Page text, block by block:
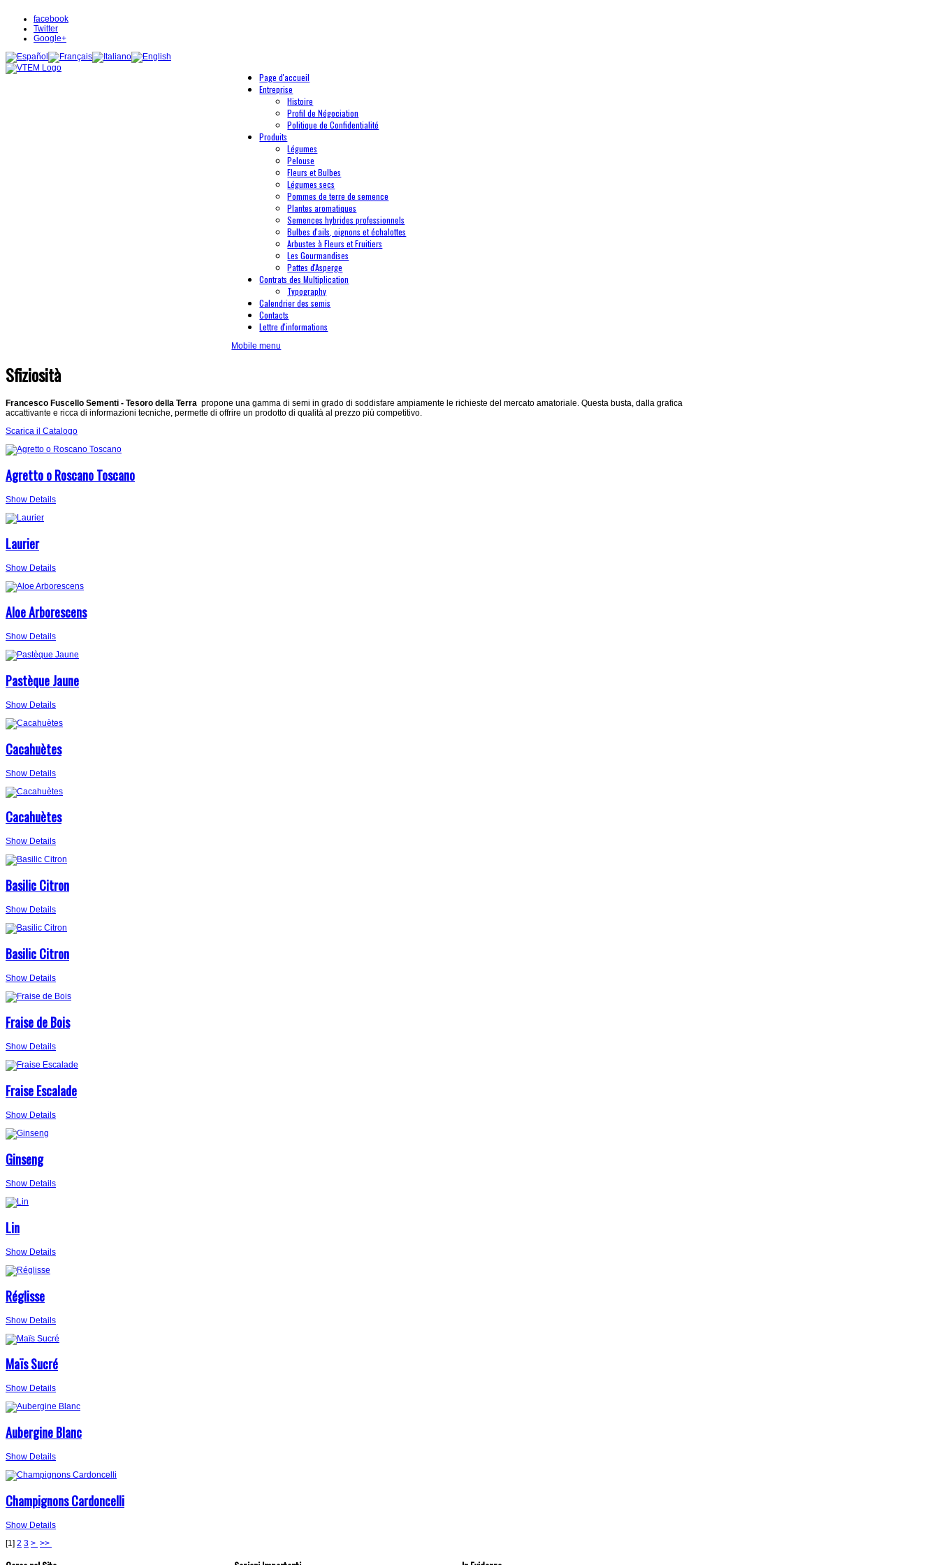
facebook
Twitter
Google+
Page d'accueil
Entreprise
Histoire
Profil de Négociation
Politique de Confidentialité
Produits
Légumes
Pelouse
Fleurs et Bulbes
Légumes secs
Pommes de terre de semence
Plantes aromatiques
Semences hybrides professionnels
Bulbes d'ails, oignons et échalottes
Arbustes à Fleurs et Fruitiers
Les Gourmandises
Pattes d'Asperge
Contrats des Multiplication
Typography
Calendrier des semis
Contacts
Lettre d'informations
Mobile menu
Sfiziosità
Francesco Fuscello Sementi - Tesoro della Terra propone una gamma di semi in grado di soddisfare ampiamente le richieste del mercato amatoriale. Questa busta, dalla grafica
accattivante e ricca di informazioni tecniche, permette di offrire un prodotto di qualità al prezzo più competitivo.
Scarica il Catalogo
Agretto o Roscano Toscano
Show Details
Laurier
Show Details
Aloe Arborescens
Show Details
Pastèque Jaune
Show Details
Cacahuètes
Show Details
Cacahuètes
Show Details
Basilic Citron
Show Details
Basilic Citron
Show Details
Fraise de Bois
Show Details
Fraise Escalade
Show Details
Ginseng
Show Details
Lin
Show Details
Réglisse
Show Details
Maïs Sucré
Show Details
Aubergine Blanc
Show Details
Champignons Cardoncelli
Show Details
[1] 2 3 > >>